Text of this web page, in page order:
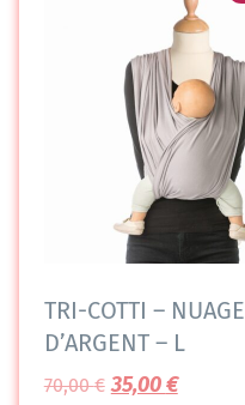
TRI-COTTI – NUAGE
D’ARGENT – L
70,00€ 35,00€